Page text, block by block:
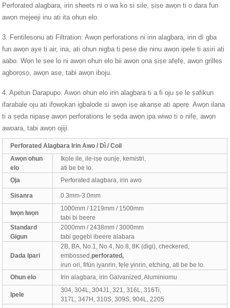
Perforated alagbara, irin sheets ni o wa ko si sile, ṣiṣe awọn ti o dara fun
awọn mejeeji inu ati ita ohun elo.
3. Fentilesonu ati Filtration: Awọn perforations ni irin alagbara, irin dì gba
fun awọn aye ti air, ina, ati ohun nigba ti pese diẹ ninu awọn ipele ti asiri ati
aabo. Wọn le ṣee lo ni awọn ohun elo bii awọn ọna ṣiṣe afẹfẹ, awọn grilles
agbọrọsọ, awọn asẹ, tabi awọn iboju.
4. Apetun Darapupo: Awọn ohun elo irin alagbara ti a fi oju ṣe le ṣafikun
ifarabalẹ oju ati ifọwọkan igbalode si awọn iṣẹ akanṣe ati apẹrẹ. Awọn ilana
ti a ṣẹda nipasẹ awọn perforations le ṣẹda awọn ipa wiwo ti o nifẹ, awọn
awoara, tabi awọn ojiji.
Perforated Alagbara Irin Awo / Dì / Coil
Awọn ohun
elo
Ikọle ile, ile-iṣẹ ounjẹ, kemistri,
ati be be lo.
Ọja
Perforated alagbara, irin awo
Sisanra 0.3mm-3.0mm
Iwọn Iwọn
1000mm / 1219mm / 1500mm
tabi bi beere
Standard
Gigun
2000mm / 2438mm / 3000mm
tabi gẹgẹbi ibeere alabara
Dada Ipari
2B, BA, No.1, No.4, No.8, 8K (digi), checkered,
embossed,perforated,
irun ori, fifún iyanrin, fẹlẹ yinrin, etching, ati be be lo.
Ohun elo
Irin alagbara, irin Galvanized, Aluminiomu
Ipele
304, 304L, 304J1, 321, 316L, 316Ti,
317L, 347H, 310S, 309S, 904L, 2205